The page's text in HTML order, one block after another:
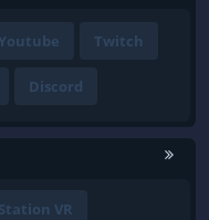
Youtube Twitch
Discord
VR